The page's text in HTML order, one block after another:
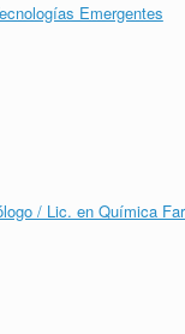
Emergentes
/ Lic. en Química